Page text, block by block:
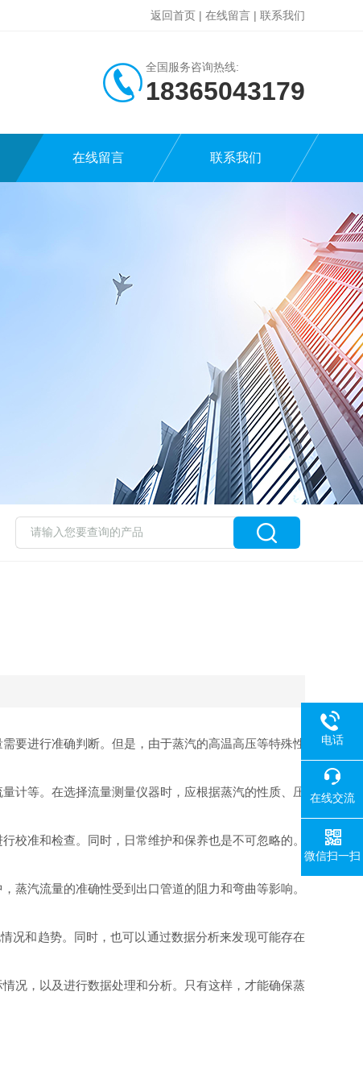
返回首页 | 在线留言 | 联系我们
全国服务咨询热线:
18365043179
在线留言 联系我们
要进行准确判断。但是，由于蒸汽的高温高压等特殊性
计等。在选择流量测量仪器时，应根据蒸汽的性质、压
校准和检查。同时，日常维护和保养也是不可忽略的。
蒸汽流量的准确性受到出口管道的阻力和弯曲等影响。
况和趋势。同时，也可以通过数据分析来发现可能存在
况，以及进行数据处理和分析。只有这样，才能确保蒸
电话
在线交流
微信扫一扫